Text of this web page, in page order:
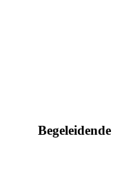
Begeleidende